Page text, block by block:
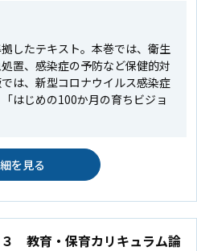
したテキスト。本巻では、衛生
置、感染症の予防など保健的対
は、新型コロナウイルス感染症
はじめの100か月の育ちビジョ
を見る
教育・保育カリキュラム論